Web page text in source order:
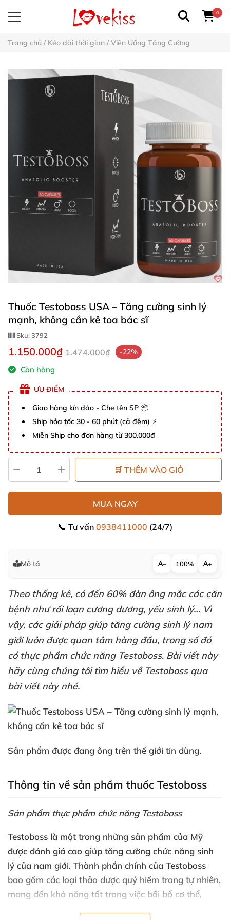
0
Trang chủ / Kéo dài thời gian / Viên Uống Tăng Cường
Thuốc Testoboss USA – Tăng cường sinh lý
mạnh, không cần kê toa bác sĩ
Sku:3792
1.150.000₫ 1.474.000₫ -22%
Còn hàng
ƯU ĐIỂM
Giao hàng kín đáo - Che tên SP 📦
Ship hỏa tốc 30 - 60 phút (cả đêm) ⚡
Miễn Ship cho đơn hàng từ 300.000đ
🛒 THÊM VÀO GIỎ
MUA NGAY
📞 Tư vấn 0938411000 (24/7)
Mô tả − 100% +
Theo thống kê, có đến 60% đàn ông mắccác căn
bệnh như rối loạn cương dương, yếu sinh lý… Vì
vậy, các giải pháp giúp tăng cường sinh lý nam
giới luôn được quan tâm hàng đầu, trong số đó
có thực phẩm chức năng Testoboss. Bài viết này
hãy cùng chúng tôi tìm hiểu về Testoboss qua
bài viết nàynhé.
Sản phẩm được đang ông trên thế giới tin dùng.
Thông tin về sản phẩm thuốc Testoboss
Sản phẩm thực phẩm chức năng Testoboss
Testoboss là một trong những sản phẩm của Mỹ
được đánh giá cao giúp tăng cường chức năng sinh
lý của nam giới. Thành phần chính của Testoboss
bao gồm các loại thảo dược quý hiếm trong tự nhiên,
mang đến khả năng tốt trong việc bồi bổ cơ thể,